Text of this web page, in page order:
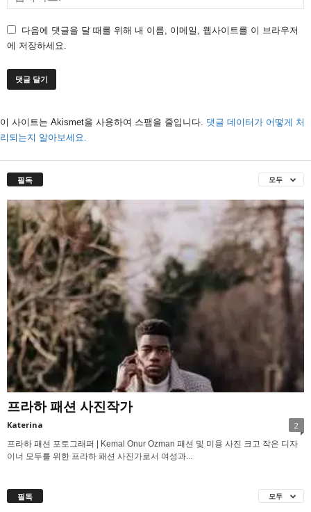
다음에 댓글을 달 때를 위해 내 이름, 이메일, 웹사이트를 이 브라우저
에 저장하세요.
이 사이트는 Akismet을 사용하여 스팸을 줄입니다. 댓글 데이터가 어떻게 처
리되는지 알아보세요.
필독 모두
프라하 패션 사진작가
Katerina 2
프라하 패션 포토그래퍼 | Kemal Onur Ozman 패션 및 미용 사진 크고 작은 디자
이너 모두를 위한 프라하 패션 사진가로서 여성과...
필독 모두